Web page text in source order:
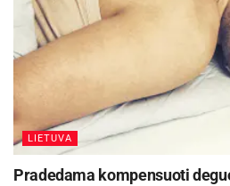
Šaltinis: Jonavos rajono savivaldybė
LIETUVA
Pradedama kompensuoti